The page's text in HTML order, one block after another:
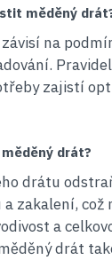
měděný
na
zajistí
drát?
drátu
zakalení, což
a
drát